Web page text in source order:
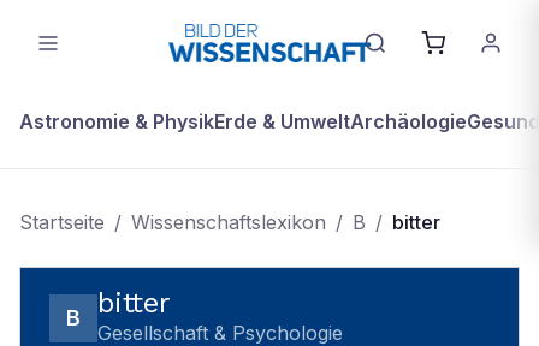
Astronomie & PhysikErde & UmweltArchäologie
Startseite / Wissenschaftslexikon / B / bitter
B bitter
Gesellschaft & Psychologie